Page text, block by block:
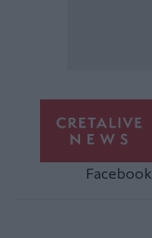
Facebook